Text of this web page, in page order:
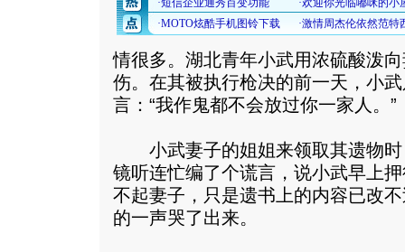
情很多。湖北青年小武用浓硫酸泼
伤。在其被执行枪决的前一天，小
言：“我作鬼都不会放过你一家人。”
小武妻子的姐姐来领取其遗物时
镜听连忙编了个谎言，说小武早上
不起妻子，只是遗书上的内容已改
的一声哭了出来。